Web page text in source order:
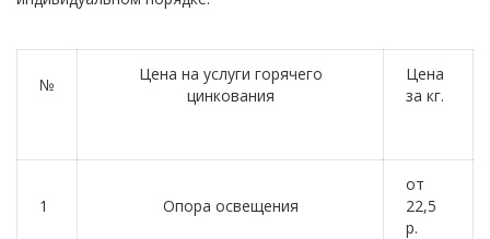
№
Цена на услуги горячего
цинкования
Цена
за кг.
1 Опора освещения
от
22,5
р.